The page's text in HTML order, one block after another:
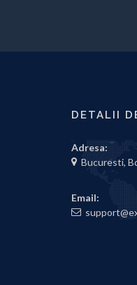
DETALII
Adresa:
Bucuresti,
Email: